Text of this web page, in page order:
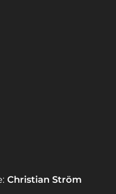
Christian Ström